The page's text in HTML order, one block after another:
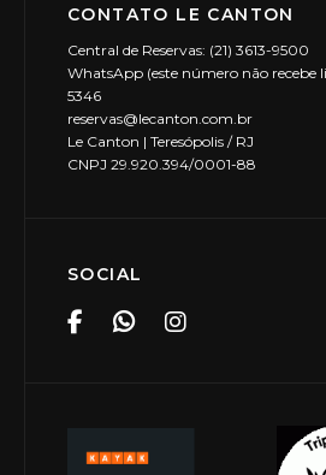
CONTATO LE CANTON
Central de Reservas: (21) 3613-9500
WhatsApp (este número não recebe
5346
reservas@lecanton.com.br
Le Canton | Teresópolis / RJ
CNPJ 29.920.394/0001-88
SOCIAL